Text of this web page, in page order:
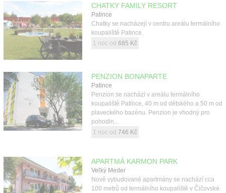
CHATKY FAMILY RESORT
Patince
Chatky se nacházejí v centru areálu termálního
koupaliště Patince.
1 noc od 685 Kč
PENZION BONAPARTE
Patince
Penzion se nachází v areálu termálního
koupaliště Patince, 40 m od dětského a 50 m od
plaveckého bazénu. Penzion je vhodný pro
pohodln...
1 noc od 746 Kč
APARTMÁ KARMON PARK
Veľký Meder
Nově vybudované apartmány se nachází cca
100 metrů od termálního koupaliště v Čičovské